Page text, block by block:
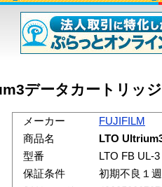
データカートリッ
メーカー
FUJIFILM
商品名
LTO
型番
LTO FB UL-
保証条件
初期不良１